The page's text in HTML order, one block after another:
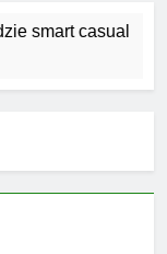
smart casual